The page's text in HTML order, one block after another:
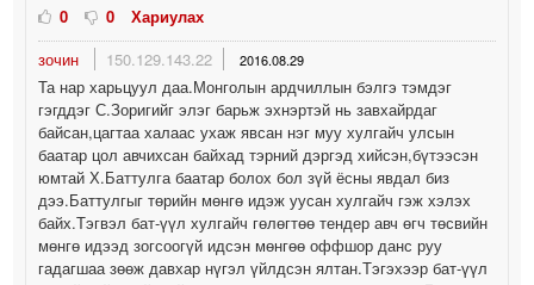
0
0
Хариулах
зочин
150.129.143.22 2016.08.29
Та нар харьцуул даа.Монголын ардчиллын бэлгэ тэмдэг
гэгддэг С.Зоригийг элэг барьж эхнэртэй нь завхайрдаг
байсан,цагтаа халаас ухаж явсан нэг муу хулгайч улсын
баатар цол авчихсан байхад тэрний дэргэд хийсэн,бүтээсэн
юмтай Х.Баттулга баатар болох бол зүй ёсны явдал биз
дээ.Баттулгыг төрийн мөнгө идэж уусан хулгайч гэж хэлэх
байх.Тэгвэл бат-үүл хулгайч гөлөгтөө тендер авч өгч төсвийн
мөнгө идээд зогсоогүй идсэн мөнгөө оффшор данс руу
гадагшаа зөөж давхар нүгэл үйлдсэн ялтан.Тэгэхээр бат-үүл